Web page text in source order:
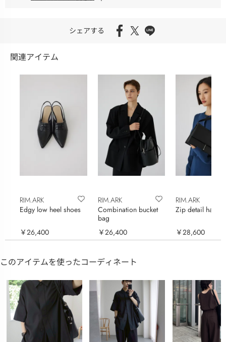
シェアする
関連アイテム
RIM.ARK
Edgy low heel shoes
￥26,400
RIM.ARK
Combination bucket
bag
￥26,400
RIM.ARK
Zip detail
￥28,600
このアイテムを使ったコーディネート